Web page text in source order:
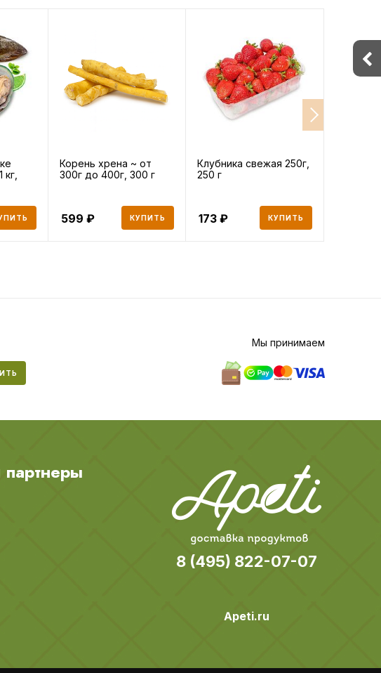
Корень хрена ~ от
300г до 400г, 300 г
599 КУПИТЬ
Клубника свежая 250г,
250 г
173 КУПИТЬ
Мы принимаем
8 (495) 822-07-07
Apeti.ru